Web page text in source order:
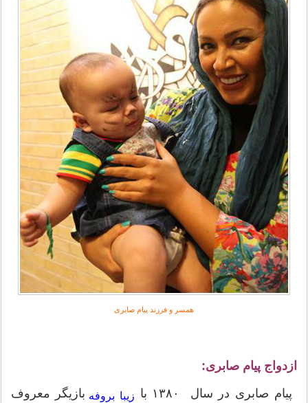
همسر و فرزند پیام صابری
ازدواج پیام صابری:
پیام صابری در سال ۱۳۸۰ با
زیبا بروفه بازیگر معروف